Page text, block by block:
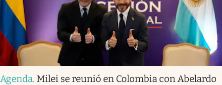
Agenda. Milei se reunió en Colombia con Abelardo